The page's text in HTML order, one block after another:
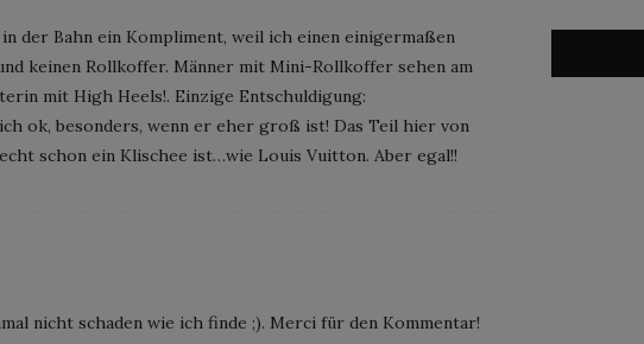
der Bahn ein Kompliment, weil ich einen einigermaßen
keinen Rollkoffer. Männer mit Mini-Rollkoffer sehen am
mit High Heels!. Einzige Entschuldigung:
ok, besonders, wenn er eher groß ist! Das Teil hier von
schon ein Klischee ist…wie Louis Vuitton. Aber egal!!
nicht schaden wie ich finde ;). Merci für den Kommentar!